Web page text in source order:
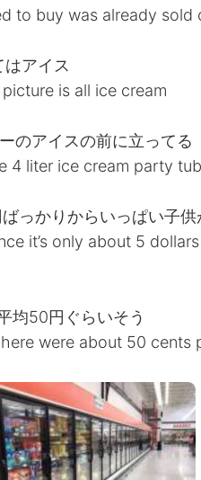
to buy was already sold
アイス
is all ice cream
のアイスの前に立ってる
4 liter ice cream party
っかりからいっぱい子
it’s only about 5
均50円ぐらいそう
were about 50 cents